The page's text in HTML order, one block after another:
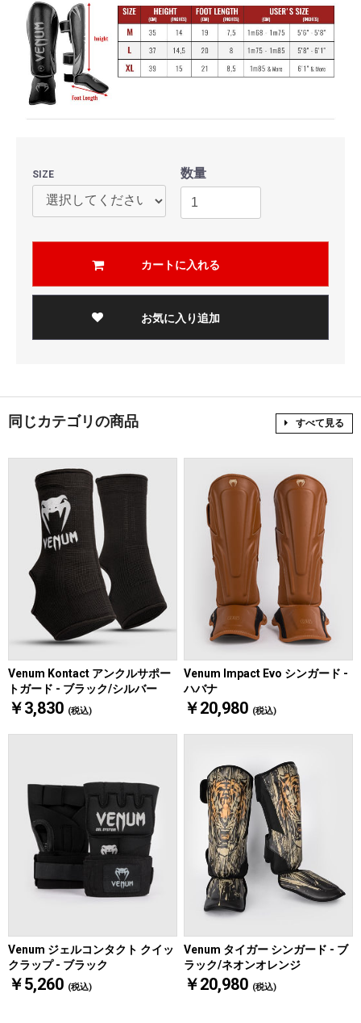
SIZE 数量
カートに入れる
お気に入り追加
同じカテゴリの商品 すべて見る
Venum Kontact アンクルサポー
トガード - ブラック/シルバー
￥3,830 (税込)
Venum Impact Evo シンガード -
ハバナ
￥20,980 (税込)
Venum ジェルコンタクト クイッ
クラップ - ブラック
￥5,260 (税込)
Venum タイガー シンガード - ブ
ラック/ネオンオレンジ
￥20,980 (税込)